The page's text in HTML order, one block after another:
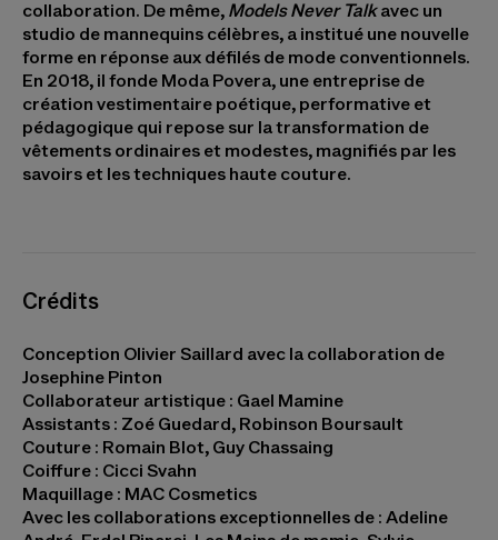
collaboration. De même, Models Never Talkavec un
studio de mannequins célèbres, a institué une nouvelle
forme en réponse aux défilés de mode conventionnels.
En 2018, il fonde Moda Povera, une entreprise de
création vestimentaire poétique, performative et
pédagogique qui repose sur la transformation de
vêtements ordinaires et modestes, magnifiés par les
savoirs et les techniques haute couture.
Crédits
Conception Olivier Saillard avec la collaboration de
Josephine Pinton
Collaborateur artistique : Gael Mamine
Assistants : Zoé Guedard, Robinson Boursault
Couture : Romain Blot, Guy Chassaing
Coiffure : Cicci Svahn
Maquillage : MAC Cosmetics
Avec les collaborations exceptionnelles de : Adeline